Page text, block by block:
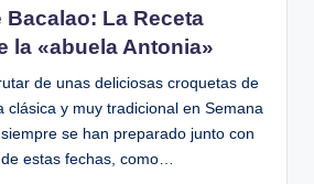
Bacalao: La Receta
la «abuela Antonia»
de unas deliciosas croquetas de
clásica y muy tradicional en Semana
se han preparado junto con
estas fechas, como…